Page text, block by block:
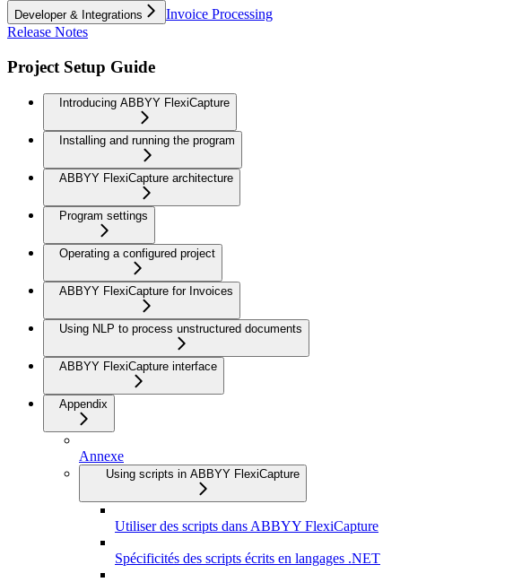
Developer & Integrations
Invoice Processing
Release Notes
Project Setup Guide
Introducing ABBYY FlexiCapture
Installing and running the program
ABBYY FlexiCapture architecture
Program settings
Operating a configured project
ABBYY FlexiCapture for Invoices
Using NLP to process unstructured documents
ABBYY FlexiCapture interface
Appendix
Annexe
Using scripts in ABBYY FlexiCapture
Utiliser des scripts dans ABBYY FlexiCapture
Spécificités des scripts écrits en langages .NET